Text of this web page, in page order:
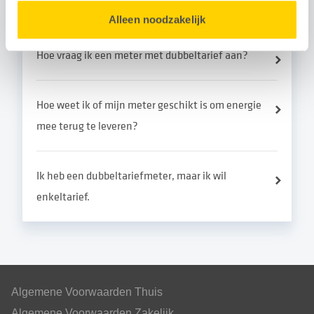
Alleen noodzakelijk
Hoe vraag ik een meter met dubbeltarief aan?
Hoe weet ik of mijn meter geschikt is om energie
mee terug te leveren?
Ik heb een dubbeltariefmeter, maar ik wil
enkeltarief.
Algemene Voorwaarden Thuis